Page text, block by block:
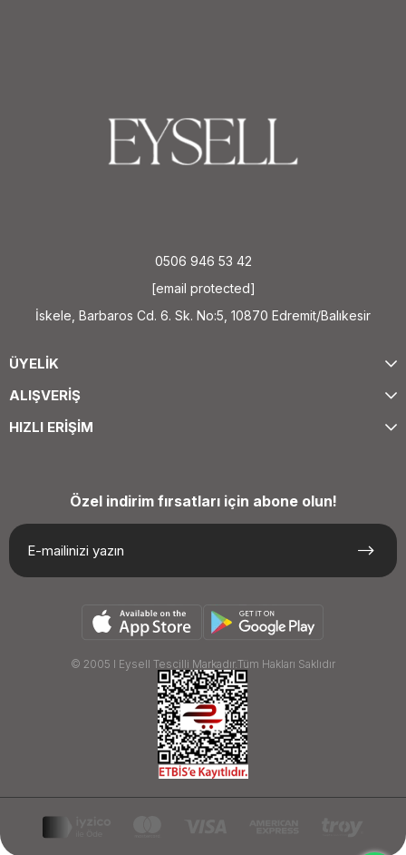
0506 946 53 42
[email protected]
İskele, Barbaros Cd. 6. Sk. No:5, 10870 Edremit/Balıkesir
ÜYELİK
ALIŞVERİŞ
HIZLI ERİŞİM
Özel indirim fırsatları için abone olun!
© 2005 I Eysell Tescilli Markadır.Tüm Hakları Saklıdır